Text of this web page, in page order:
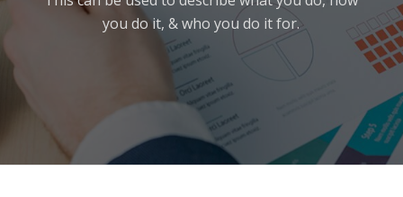
you do it, & who you do it for.